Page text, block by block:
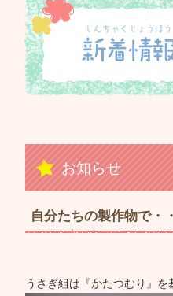
お知らせ
自分たちの製作物で・
うさぎ組は『かたつむり』を